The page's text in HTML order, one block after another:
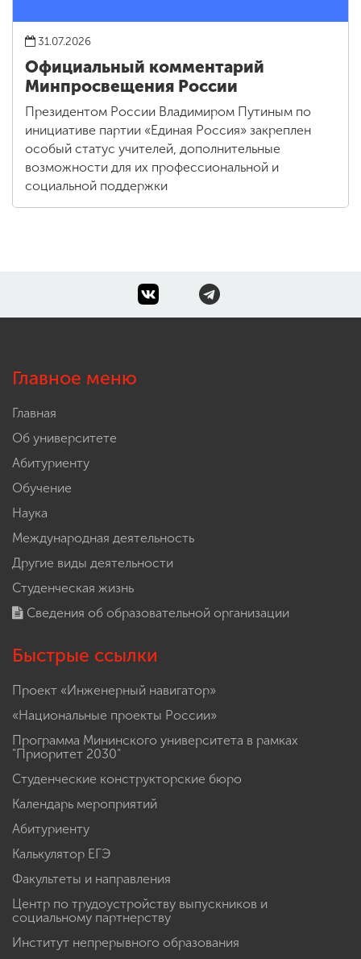
31.07.2026
Официальный комментарий
Минпросвещения России
Президентом России Владимиром Путиным по
инициативе партии «Единая Россия» закреплен
особый статус учителей, дополнительные
возможности для их профессиональной и
социальной поддержки
Главное меню
Главная
Об университете
Абитуриенту
Обучение
Наука
Международная деятельность
Другие виды деятельности
Студенческая жизнь
Сведения об образовательной организации
Быстрые ссылки
Проект «Инженерный навигатор»
«Национальные проекты России»
Программа Мининского университета в рамках
"Приоритет 2030"
Студенческие конструкторские бюро
Календарь мероприятий
Абитуриенту
Калькулятор ЕГЭ
Факультеты и направления
Центр по трудоустройству выпускников и
социальному партнерству
Институт непрерывного образования